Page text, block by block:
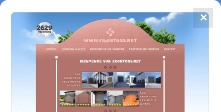
FRONTONS.NET
4784
frontones
✕